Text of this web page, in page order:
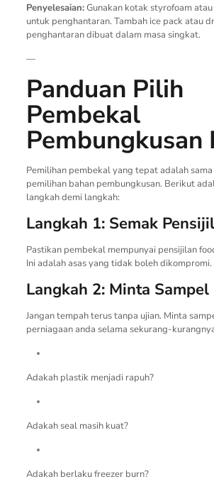
Penyelesaian:Gunakan kotak styrofoam
untuk penghantaran. Tambah ice pack atau
penghantaran dibuat dalam masa singkat.
—
Panduan Pilih
Pembekal
Pembungkusan
Pemilihan pembekal yang tepat adalah
pemilihan bahan pembungkusan. Berikut
langkah demi langkah:
Langkah 1: Semak
Pastikan pembekal mempunyai pensijilan
Ini adalah asas yang tidak boleh dikompromi.
Langkah 2: Minta Sampel
Jangan tempah terus tanpa ujian. Minta
perniagaan anda selama sekurang-
Adakah plastik menjadi rapuh?
Adakah seal masih kuat?
Adakah berlaku freezer burn?